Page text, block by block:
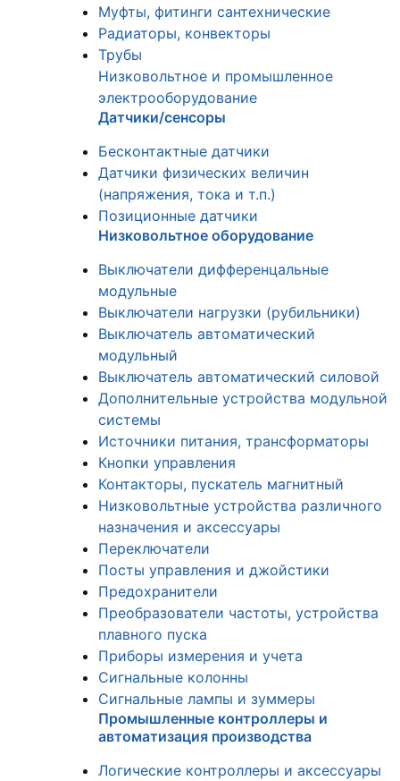
Муфты, фитинги сантехнические
Радиаторы, конвекторы
Трубы
Низковольтное и промышленное
электрооборудование
Датчики/сенсоры
Бесконтактные датчики
Датчики физических величин
(напряжения, тока и т.п.)
Позиционные датчики
Низковольтное оборудование
Выключатели дифференцальные
модульные
Выключатели нагрузки (рубильники)
Выключатель автоматический
модульный
Выключатель автоматический силовой
Дополнительные устройства модульной
системы
Источники питания, трансформаторы
Кнопки управления
Контакторы, пускатель магнитный
Низковольтные устройства различного
назначения и аксессуары
Переключатели
Посты управления и джойстики
Предохранители
Преобразователи частоты, устройства
плавного пуска
Приборы измерения и учета
Сигнальные колонны
Сигнальные лампы и зуммеры
Промышленные контроллеры и
автоматизация производства
Логические контроллеры и аксессуары